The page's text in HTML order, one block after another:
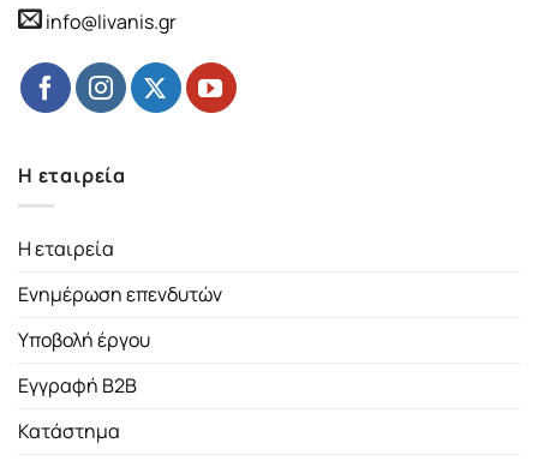
info@livanis.gr
Η εταιρεία
Η εταιρεία
Ενημέρωση επενδυτών
Υποβολή έργου
Εγγραφή B2B
Κατάστημα